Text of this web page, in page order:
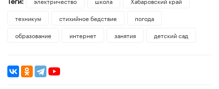
техникум
стихийное бедствие
погода
образование
интернет занятия детский сад